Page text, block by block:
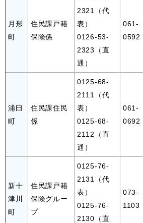
月形
町
住民課戸籍
保険係
2321（代
表）
0126-53-
2323（直
通）
061-
0592
浦臼
町
住民課住民
係
0125-68-
2111（代
表）
0125-68-
2112（直
通）
061-
0692
新十
津川
町
住民課戸籍
保険グルー
プ
0125-76-
2131（代
表）
0125-76-
2130（直
073-
1103